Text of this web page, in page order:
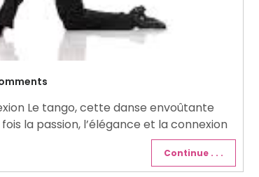
Le tango, cette danse envoûtante
la passion, l’élégance et la connexion
Continue . . .